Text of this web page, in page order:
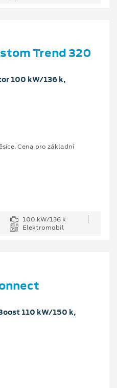
Trend 320
100 kW/136 k,
Cena pro základní
100 kW/136 k
Elektromobil
110 kW/150 k,